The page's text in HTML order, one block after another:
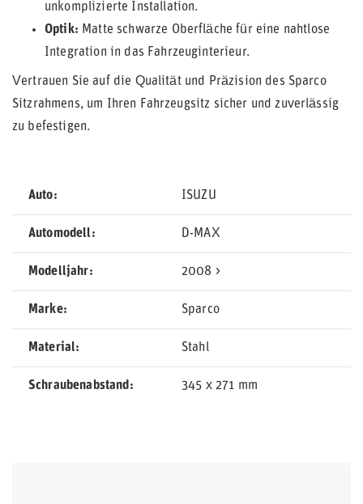
unkomplizierte Installation.
Optik: Matte schwarze Oberfläche für eine nahtlose
Integration in das Fahrzeuginterieur.
Vertrauen Sie auf die Qualität und Präzision des Sparco
Sitzrahmens, um Ihren Fahrzeugsitz sicher und zuverlässig
zu befestigen.
Auto ISUZU
Automodell D-MAX
Modelljahr 2008 >
Marke Sparco
Material Stahl
Schraubenabstand 345 x 271 mm